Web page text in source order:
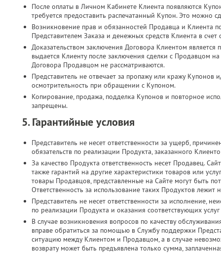
После оплаты в Личном Кабинете Клиента появляются
требуется предоставить распечатанный Купон. Это можно
Возникновение прав и обязанностей Продавца и Клиента
Представителем Заказа и денежных средств Клиента в
Доказательством заключения Договора Клиентом
выдается Клиенту после заключения сделки с Продавцом
Договора Продавцом не рассматриваются.
Представитель не отвечает за пропажу или кражу
осмотрительность при обращении с Купоном.
Копирование, продажа, подделка Купонов и повторное
запрещены.
5. Гарантийные условия
Представитель не несет ответственности за ущерб,
обязательств по реализации Продукта, заказанного
За качество Продукта ответственность несет Продавец.
также гарантий на другие характеристики товаров или
товары Продавцов, представленные на Сайте могут быть
Ответственность за использование таких Продуктов лежит
Представитель не несет ответственности за исполнение,
по реализации Продукта и оказания соответствующих
В случае возникновения вопросов по качеству
вправе обратиться за помощью в Службу поддержки
ситуацию между Клиентом и Продавцом, а в случае
возврату может быть предъявлена только сумма,